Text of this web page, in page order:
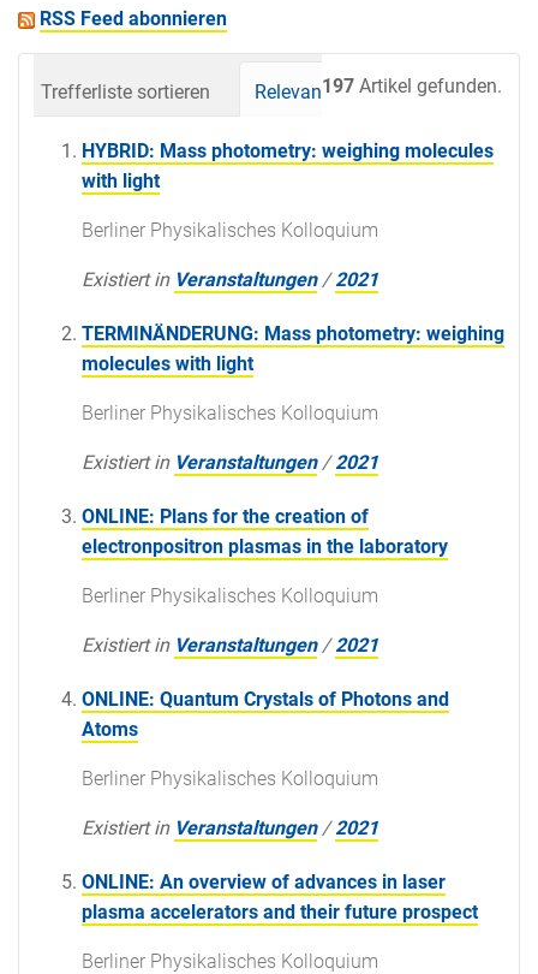
RSS Feed abonnieren
197 Artikel gefunden.
Trefferliste sortieren Relevanz Datum
HYBRID: Mass photometry: weighing molecules
with light
Berliner Physikalisches Kolloquium
Existiert in Veranstaltungen /2021
TERMINÄNDERUNG: Mass photometry: weighing
molecules with light
Berliner Physikalisches Kolloquium
Existiert in Veranstaltungen /2021
ONLINE: Plans for the creation of
electronpositron plasmas in the laboratory
Berliner Physikalisches Kolloquium
Existiert in Veranstaltungen /2021
ONLINE: Quantum Crystals of Photons and
Atoms
Berliner Physikalisches Kolloquium
Existiert in Veranstaltungen /2021
ONLINE: An overview of advances in laser
plasma accelerators and their future prospect
Berliner Physikalisches Kolloquium